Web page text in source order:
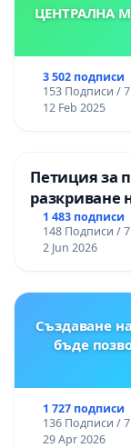
ЦЕНТРАЛНА
3 502 подписи
153 Подписи /
12 Feb 2025
Петиция за
разкриване
1 483 подписи
148 Подписи /
2 Jun 2026
Създаване
бъде
1 727 подписи
136 Подписи /
29 Apr 2026